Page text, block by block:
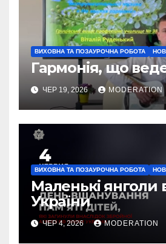
ВИХОВНА ТА ПОЗАУРОЧНА РОБОТА
Гармонія, що
ЧЕР 19, 2026 MODERATION
ВИХОВНА ТА ПОЗАУРОЧНА РОБОТА
Маленькі янголи
України
ЧЕР 4, 2026 MODERATION